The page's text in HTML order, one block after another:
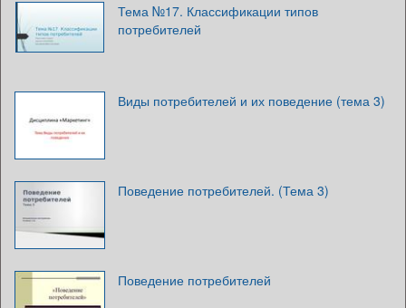
Тема №17. Классификации типов
потребителей
Виды потребителей и их поведение (тема 3)
Поведение потребителей. (Тема 3)
Поведение потребителей